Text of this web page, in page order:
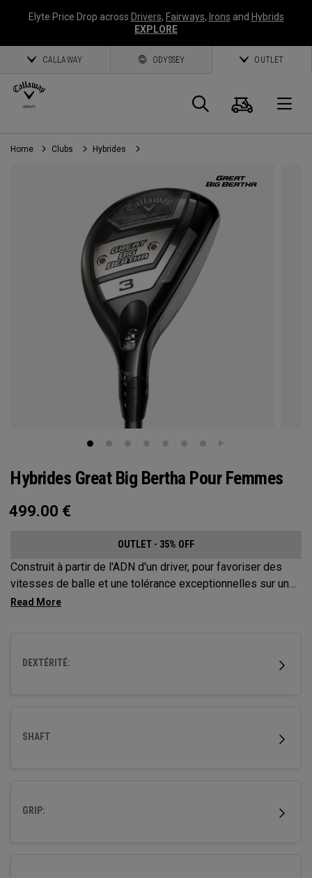
Elyte Price Drop across Drivers, Fairways, Irons and Hybrids
EXPLORE
CALLAWAY ODYSSEY OUTLET
Panier
Home Clubs Hybrides
Hybrides Great Big Bertha Pour Femmes
499.00 €
OUTLET - 35% OFF
Construit à partir de l'ADN d'un driver, pour favoriser des
vitesses de balle et une tolérance exceptionnelles sur une
variété de coups.
DEXTÉRITÉ:
SHAFT
GRIP: